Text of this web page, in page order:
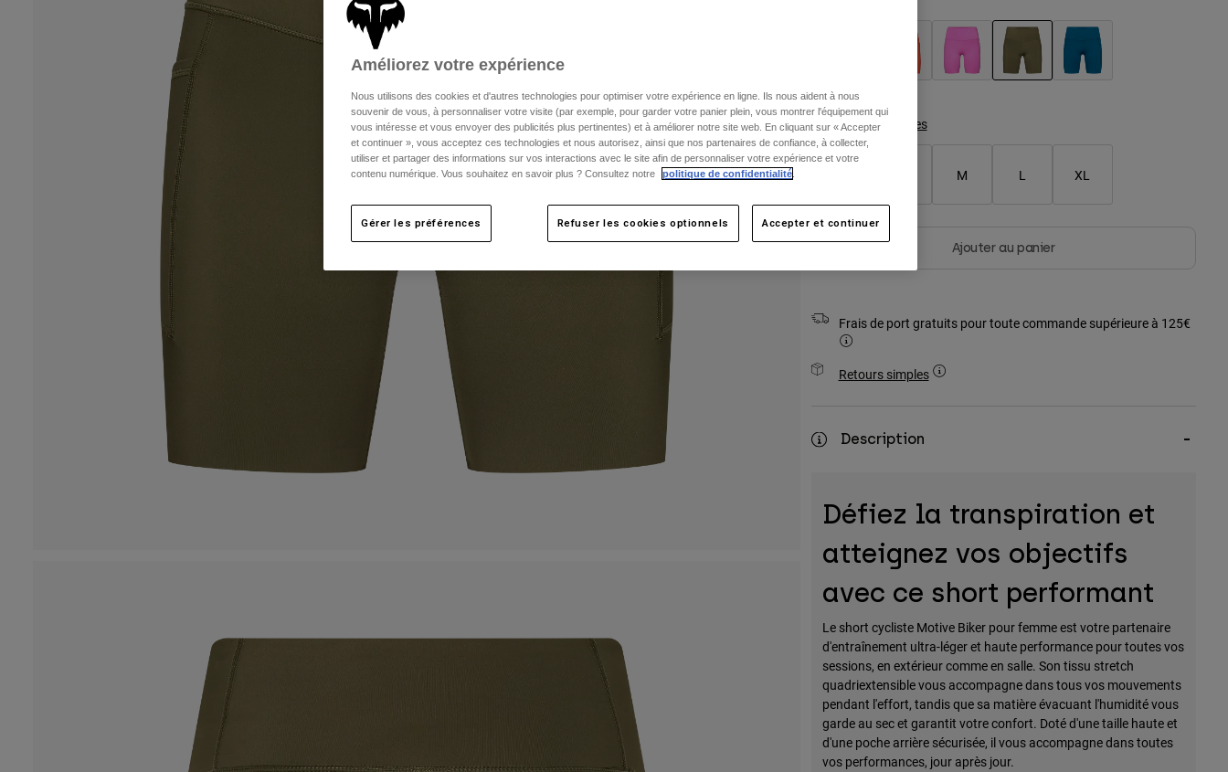
Tableau des tailles
M L XL
Ajouter au panier
Frais de port gratuits pour toute commande supérieure à 125€
Retours simples
Description
Défiez la transpiration et
atteignez vos objectifs
avec ce short performant
Le short cycliste Motive Biker pour femme est votre partenaire
d'entraînement ultra-léger et haute performance pour toutes vos
sessions, en extérieur comme en salle. Son tissu stretch
quadriextensible vous accompagne dans tous vos mouvements
pendant l'effort, tandis que sa matière évacuant l'humidité vous
garde au sec et garantit votre confort. Doté d'une taille haute et
d'une poche arrière sécurisée, il vous accompagne dans toutes
vos performances, jour après jour.
Améliorez votre expérience
Nous utilisons des cookies et d'autres technologies pour optimiser votre expérience en ligne. Ils nous aident à nous
souvenir de vous, à personnaliser votre visite (par exemple, pour garder votre panier plein, vous montrer l'équipement qui
vous intéresse et vous envoyer des publicités plus pertinentes) et à améliorer notre site web. En cliquant sur « Accepter
et continuer », vous acceptez ces technologies et nous autorisez, ainsi que nos partenaires de confiance, à collecter,
utiliser et partager des informations sur vos interactions avec le site afin de personnaliser votre expérience et votre
contenu numérique. Vous souhaitez en savoir plus ? Consultez notre
politique de confidentialité
Gérer les préférences Refuser les cookies optionnels Accepter et continuer